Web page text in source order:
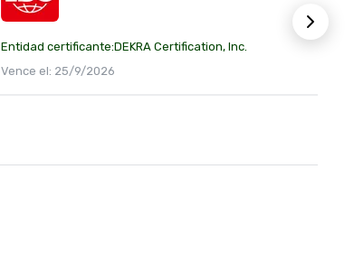
Entidad certificante:DEKRA Certification, Inc.
Vence el: 25/9/2026